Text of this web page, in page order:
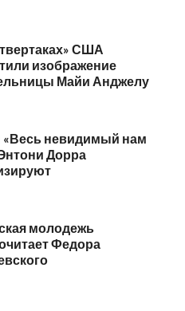
США
изображение
Майи Анджелу
«Весь невидимый нам
Дорра
молодежь
Федора